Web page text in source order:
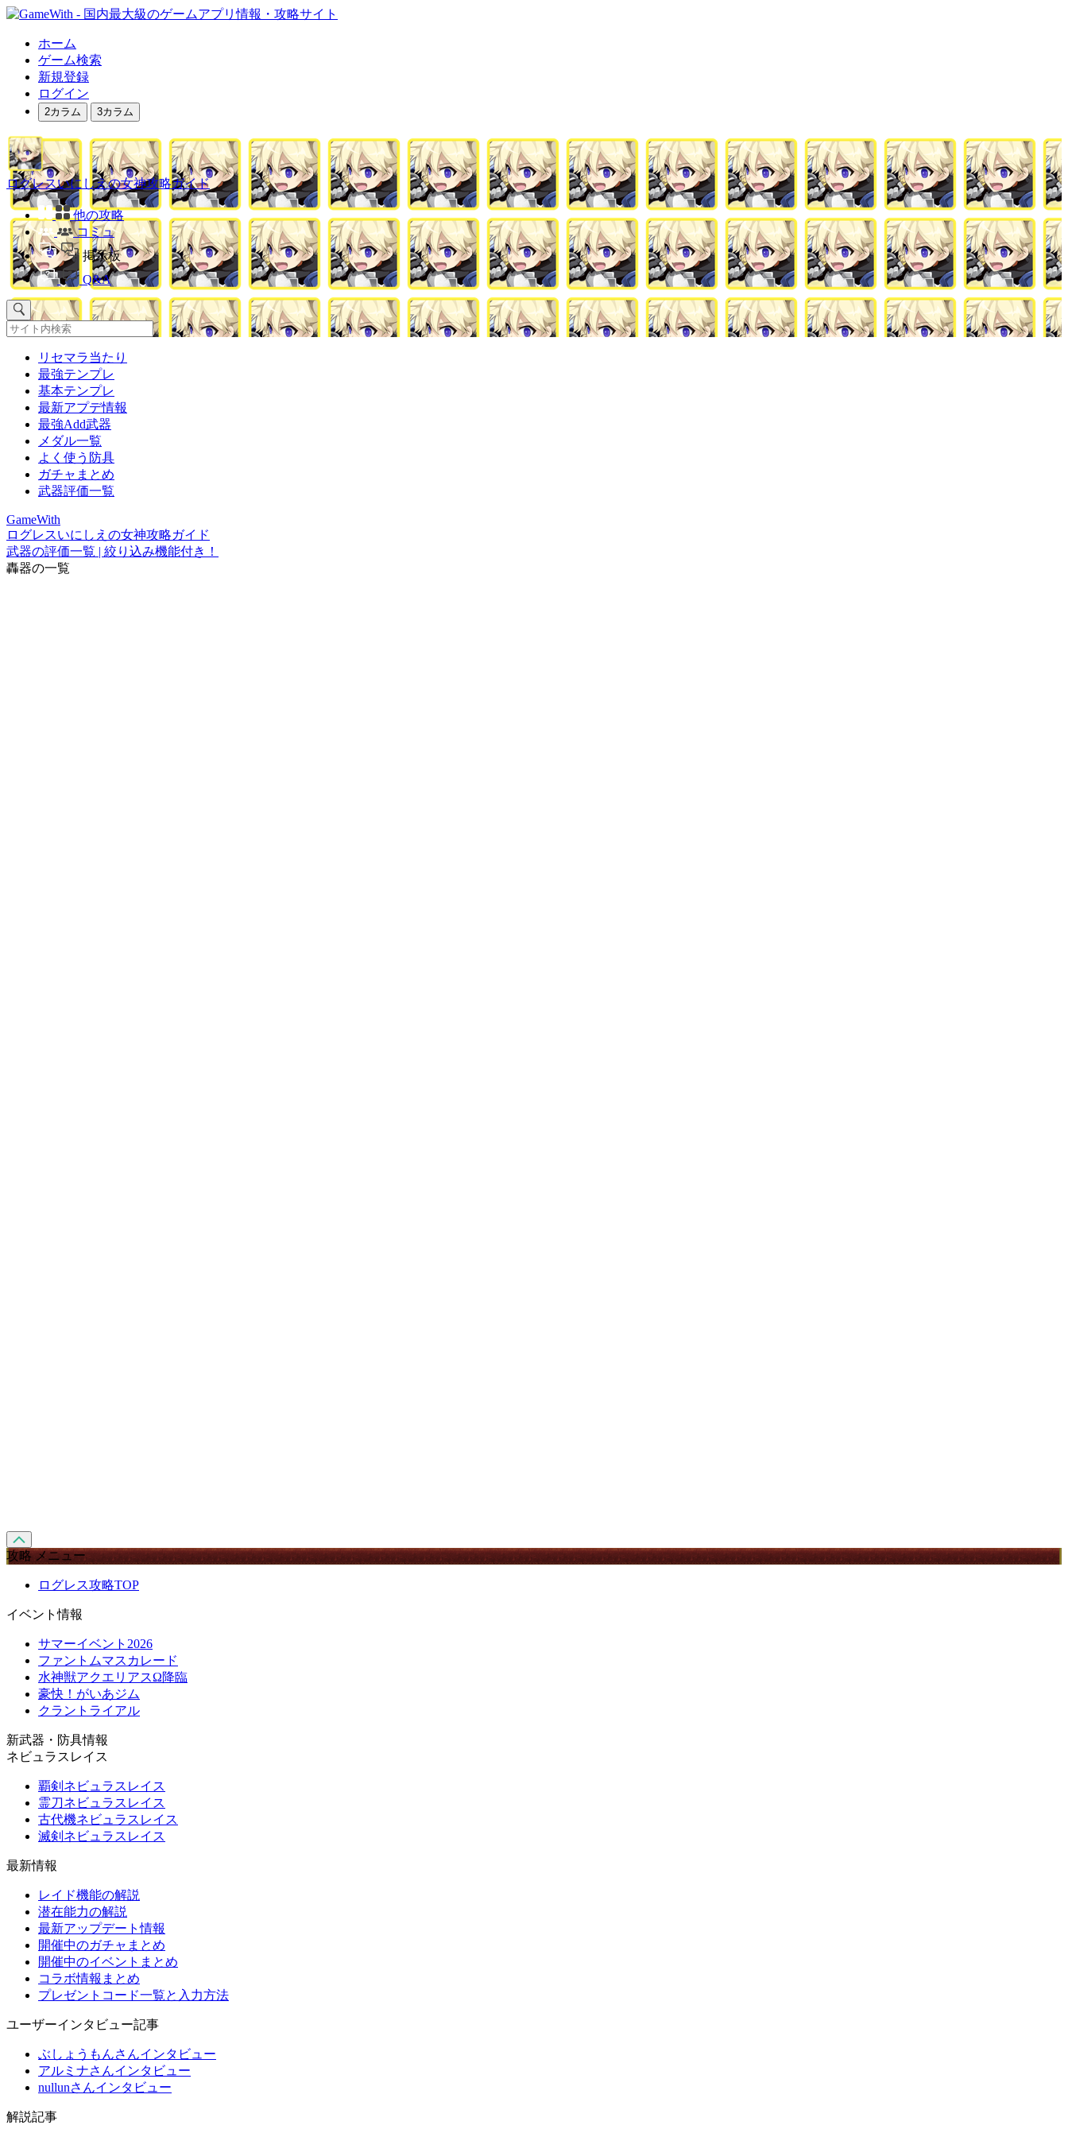
ホーム
ゲーム検索
新規登録
ログイン
2カラム 3カラム
ログレスいにしえの女神攻略ガイド
他の攻略
コミュ
掲示板
Q&A
リセマラ当たり
最強テンプレ
基本テンプレ
最新アプデ情報
最強Add武器
メダル一覧
よく使う防具
ガチャまとめ
武器評価一覧
GameWith
ログレスいにしえの女神攻略ガイド
武器の評価一覧 | 絞り込み機能付き！
轟器の一覧
攻略 メニュー
ログレス攻略TOP
イベント情報
サマーイベント2026
ファントムマスカレード
水神獣アクエリアスΩ降臨
豪快！がいあジム
クラントライアル
新武器・防具情報
ネビュラスレイス
覇剣ネビュラスレイス
霊刀ネビュラスレイス
古代機ネビュラスレイス
滅剣ネビュラスレイス
最新情報
レイド機能の解説
潜在能力の解説
最新アップデート情報
開催中のガチャまとめ
開催中のイベントまとめ
コラボ情報まとめ
プレゼントコード一覧と入力方法
ユーザーインタビュー記事
ぶしょうもんさんインタビュー
アルミナさんインタビュー
nullunさんインタビュー
解説記事